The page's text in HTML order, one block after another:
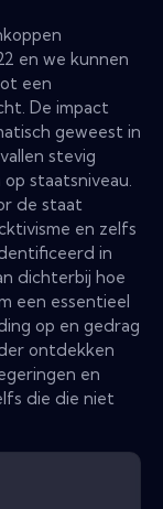
en we kunnen
een
De impact
geweest in
stevig
staatsniveau.
de staat
en zelfs
in
dichterbij hoe
een ​​essentieel
op en gedrag
ontdekken
en
die die niet